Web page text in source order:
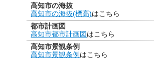
高知市の海抜
高知市の海抜(標高)はこちら
都市計画図
高知市都市計画図はこちら
高知市景観条例
高知市景観条例 はこちら